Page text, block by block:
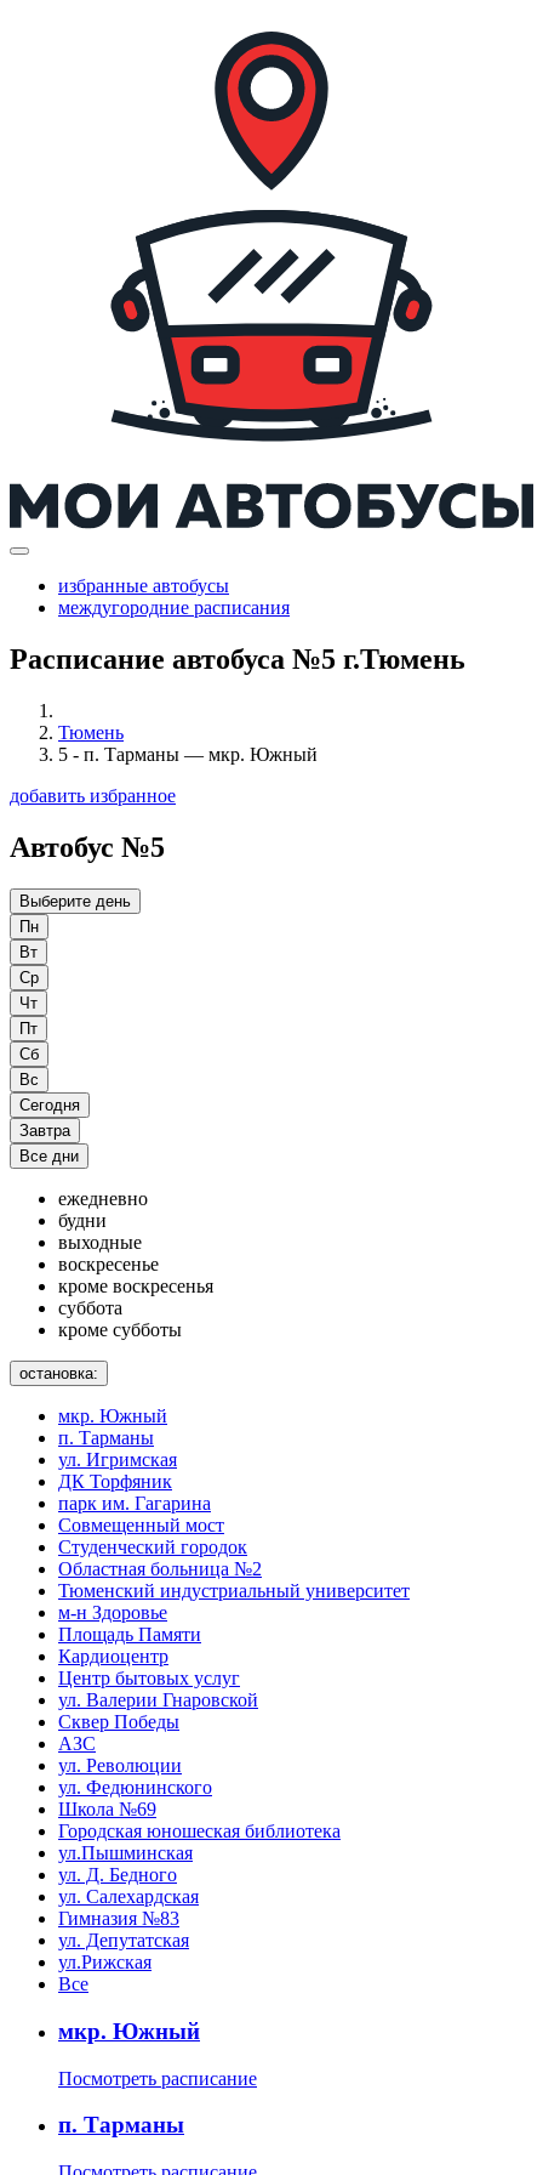
избранные автобусы
междугородние расписания
Расписание автобуса №5 г.Тюмень
Тюмень
5 - п. Тарманы — мкр. Южный
добавить избранное
Автобус №5
Выберите день
Пн
Вт
Ср
Чт
Пт
Сб
Вс
Сегодня
Завтра
Все дни
ежедневно
будни
выходные
воскресенье
кроме воскресенья
суббота
кроме субботы
остановка:
мкр. Южный
п. Тарманы
ул. Игримская
ДК Торфяник
парк им. Гагарина
Совмещенный мост
Студенческий городок
Областная больница №2
Тюменский индустриальный университет
м-н Здоровье
Площадь Памяти
Кардиоцентр
Центр бытовых услуг
ул. Валерии Гнаровской
Сквер Победы
АЗС
ул. Революции
ул. Федюнинского
Школа №69
Городская юношеская библиотека
ул.Пышминская
ул. Д. Бедного
ул. Салехардская
Гимназия №83
ул. Депутатская
ул.Рижская
Все
мкр. Южный
Посмотреть расписание
п. Тарманы